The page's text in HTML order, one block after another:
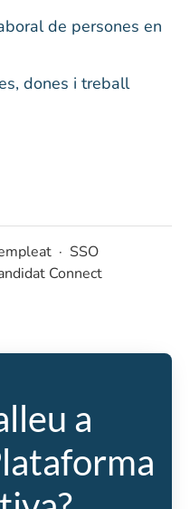
de persones en
dones i treball
· SSO
Connect
a